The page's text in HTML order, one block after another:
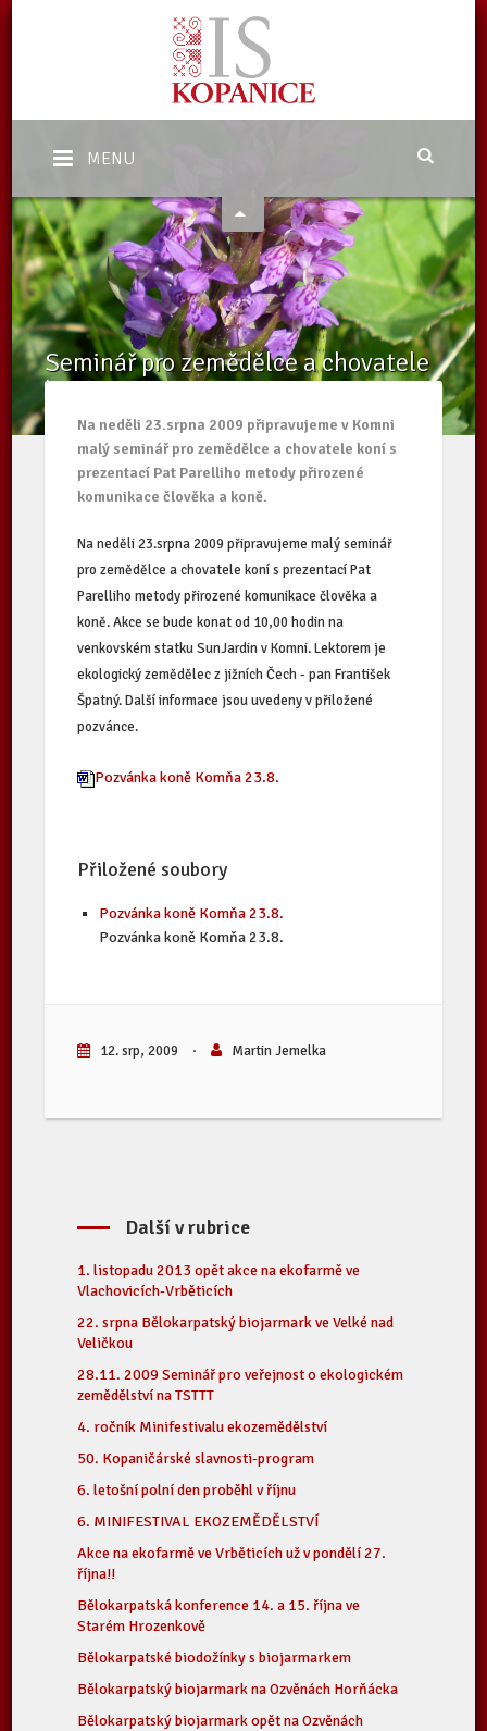
MENU
Seminář pro zemědělce a chovatele
koní v Komni
/ Aktuality / Seminář pro zemědělce a chovatele koní v Komni
Na neděli 23.srpna 2009 připravujeme v Komni
malý seminář pro zemědělce a chovatele koní s
prezentací Pat Parelliho metody přirozené
komunikace člověka a koně.
Na neděli 23.srpna 2009 připravujeme malý seminář
pro zemědělce a chovatele koní s prezentací Pat
Parelliho metody přirozené komunikace člověka a
koně. Akce se bude konat od 10,00 hodin na
venkovském statku SunJardin v Komni. Lektorem je
ekologický zemědělec z jižních Čech - pan František
Špatný. Další informace jsou uvedeny v přiložené
pozvánce.
Pozvánka koně Komňa 23.8.
Přiložené soubory
Pozvánka koně Komňa 23.8.
Pozvánka koně Komňa 23.8.
12. srp, 2009 · Martin Jemelka
Další v rubrice
1. listopadu 2013 opět akce na ekofarmě ve
Vlachovicích-Vrběticích
22. srpna Bělokarpatský biojarmark ve Velké nad
Veličkou
28.11. 2009 Seminář pro veřejnost o ekologickém
zemědělství na TSTTT
4. ročník Minifestivalu ekozemědělství
50. Kopaničárské slavnosti-program
6. letošní polní den proběhl v říjnu
6. MINIFESTIVAL EKOZEMĚDĚLSTVÍ
Akce na ekofarmě ve Vrběticích už v pondělí 27.
října!!
Bělokarpatská konference 14. a 15. října ve
Starém Hrozenkově
Bělokarpatské biodožínky s biojarmarkem
Bělokarpatský biojarmark na Ozvěnách Horňácka
Bělokarpatský biojarmark opět na Ozvěnách